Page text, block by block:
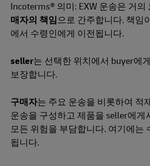
Incoterms® 의미: EXW 운송은 거의
매자의 책임 으로 간주합니다. 책임
에서 수령인에게 이전됩니다.
seller는 선택한 위치에서 buyer에
보장합니다.
구매자는 주요 운송을 비롯하여 적
운송을 구성하고 제품을 seller에게
모든 위험을 부담합니다. 여기에는
됩니다.